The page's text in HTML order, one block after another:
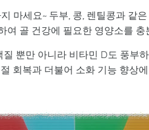
마세요~ 두부, 콩, 렌틸콩과 같
여 골 건강에 필요한 영양소를
뿐만 아니라 비타민 D도 풍부
회복과 더불어 소화 기능 향상